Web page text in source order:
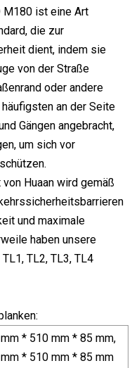
M180 ist eine Art
die zur
dient, indem sie
von der Straße
oder andere
an der Seite
Gängen angebracht,
um sich vor
Huaan wird gemäß
und maximale
haben unsere
TL2, TL3, TL4
* 510 mm * 85 mm,
* 510 mm * 85 mm